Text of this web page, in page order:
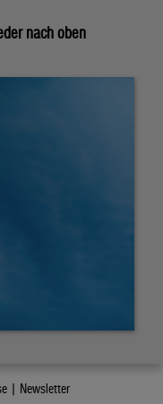
nach oben
| Newsletter